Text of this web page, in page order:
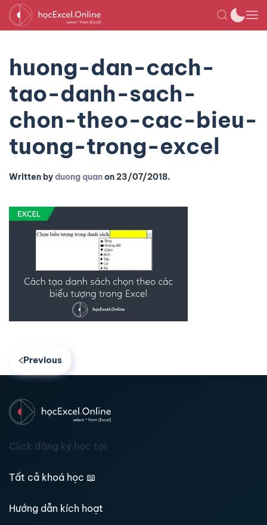
huong-dan-cach-
tao-danh-sach-
chon-theo-cac-bieu-
tuong-trong-excel
Written byduong quanon23/07/2018.
Previous
Click đăng ký học tại:
Tất cả khoá học 📖
Hướng dẫn kích hoạt